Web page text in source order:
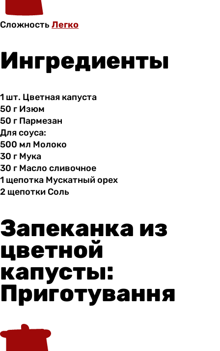
Сложность Легко
Ингредиенты
1 шт. Цветная капуста
50 г Изюм
50 г Пармезан
Для соуса:
500 мл Молоко
30 г Мука
30 г Масло сливочное
1 щепотка Мускатныйорех
2 щепотки Соль
Запеканка из
цветной
капусты:
Приготування